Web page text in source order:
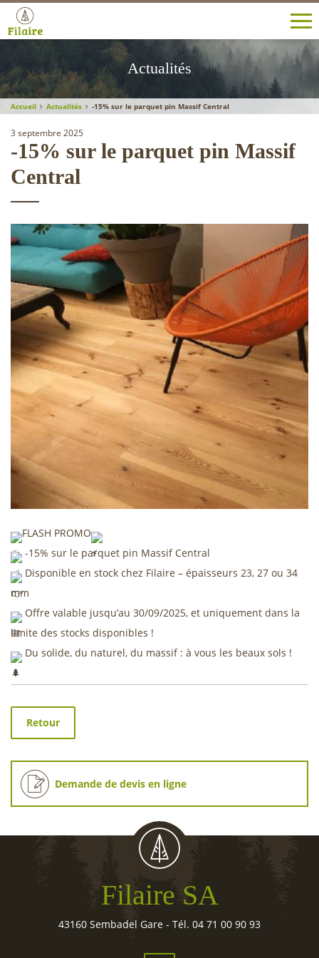
Filaire
-
Le
spécialiste
des
bois
résineux
Actualités
Accueil Actualités -15% sur le parquet pin Massif Central
3 septembre 2025
-15% sur le parquet pin Massif
Central
FLASH PROMO
-15% sur le parquet pin Massif Central
Disponible en stock chez Filaire – épaisseurs 23, 27 ou 34
mm
Offre valable jusqu’au 30/09/2025, et uniquement dans la
limite des stocks disponibles !
Du solide, du naturel, du massif : à vous les beaux sols !
Retour
Demande de devis en ligne
Filaire SA
43160 Sembadel Gare - Tél. 04 71 00 90 93